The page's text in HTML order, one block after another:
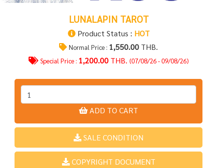
LUNALAPIN TAROT
Product Status : HOT
Normal Price : 1,550.00 THB.
Special Price : 1,200.00 THB. (07/08/26 - 09/08/26)
ADD TO CART
SALE CONDITION
COPYRIGHT DOCUMENT